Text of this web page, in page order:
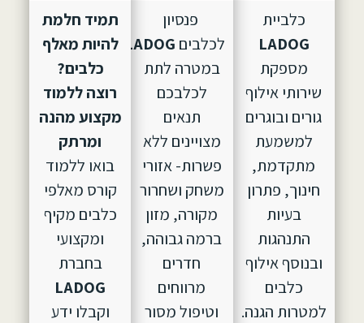
כלביית
LADOG
מספקת
שירותי אילוף
גורים ובוגרים
למשמעת
מתקדמת,
חינוך, פתרון
בעיות
התנהגות
ובנוסף אילוף
כלבים
למטרות הגנה.
פנסיון
לכלבים LADOG, הוקם
במטרה לתת
לכלבכם
תנאים
מצויינים ללא
פשרות- אזורי
משחק ושחרור
מקורה, מזון
ברמה גבוהה,
חדרים
מרווחים
וטיפול מסור
תמיד חלמת
להיות מאלף
כלבים?
רוצה ללמוד
מקצוע מהנה
ומרתק
בואו ללמוד
קורס מאלפי
כלבים מקיף
ומקצועי
בחברת
LADOG
וקבלו ידע